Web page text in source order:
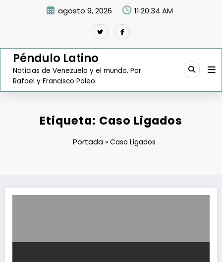
agosto 9, 2026 11:20:35 AM
Péndulo Latino
Noticias de Venezuela y el mundo. Por
Rafael y Francisco Poleo.
Etiqueta: Caso Ligados
Portada »Caso Ligados